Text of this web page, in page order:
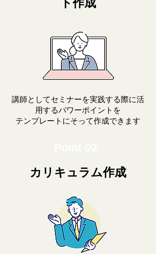
ト作成
講師としてセミナーを実践する際に活
用するパワーポイントを
テンプレートにそって作成できます
カリキュラム作成